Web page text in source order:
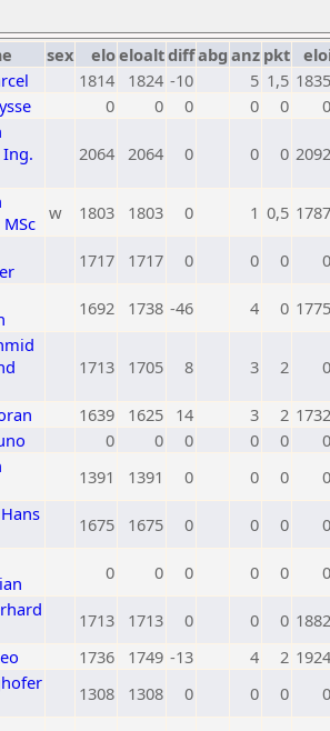
sex eloeloaltdiffabg anz pkt
1814 1824 -10 5 1,5 1835
0 0 0 0 0 0
2064 2064 0 0 0 2092
w 1803 1803 0 1 0,5 1787
1717 1717 0 0 0 0
1692 1738 -46 4 0 1775
1713 1705 8 3 2 0
1639 1625 14 3 2 1732
0 0 0 0 0
0
1391 1391 0 0 0 0
1675 1675 0 0 0 0
0 0 0 0 0 0
1713 1713 0 0 0 1882
1736 1749 -13 4 2 1924
1308 1308 0 0 0 0